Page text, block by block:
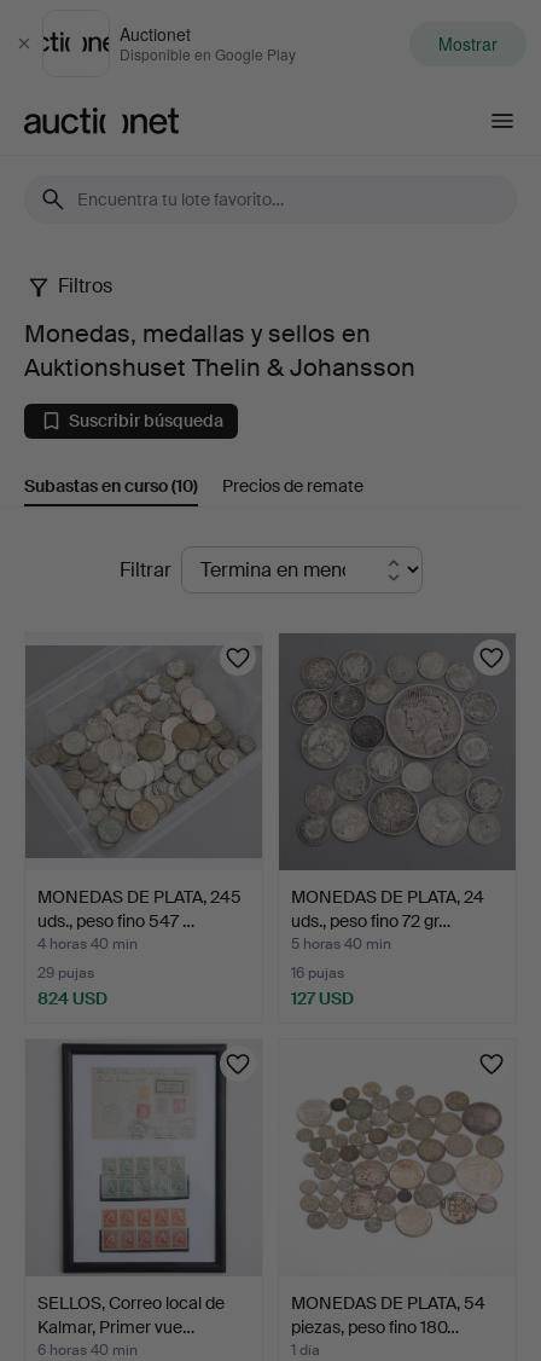
Cerrar
Auctionet
Disponible en Google Play Mostrar
Monedas,
medallas
sellos
Auktionshuset
Thelin
Johansson
Filtros
Monedas, medallas y sellos en
Auktionshuset Thelin & Johansson
Suscribir búsqueda
Subastas en curso(10) Precios de remate
Subastas
curso
Filtrar
MONEDAS DE PLATA, 245
uds., peso fino 547 …
4 horas 40 min
29 pujas
824 USD
MONEDAS DE PLATA, 24
uds., peso fino 72 gr…
5 horas 40 min
16 pujas
127 USD
SELLOS, Correo local de
Kalmar, Primer vue…
6 horas 40 min
MONEDAS DE PLATA, 54
piezas, peso fino 180…
1 día